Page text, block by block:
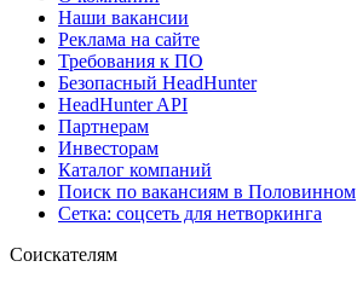
Наши вакансии
Реклама на сайте
Требования к ПО
Безопасный HeadHunter
HeadHunter API
Партнерам
Инвесторам
Каталог компаний
Поиск по вакансиям в Половинном
Сетка: соцсеть для нетворкинга
Соискателям